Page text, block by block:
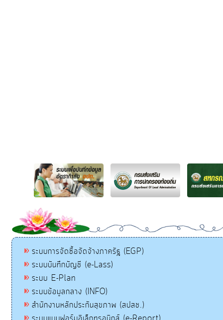
ระบบการจัดซื้อจัดจ้างภาครัฐ (EGP)
ระบบบันทึกบัญชี (e-Lass)
ระบบ E-Plan
ระบบข้อมูลกลาง (INFO)
สำนักงานหลักประกันสุขภาพ (สปสช.)